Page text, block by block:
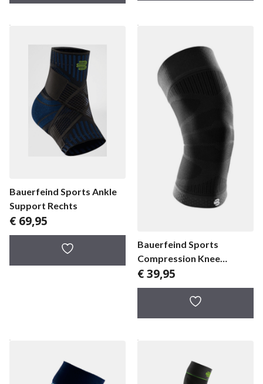
Bauerfeind Sports Ankle
Support Rechts
€ 69,95
Bauerfeind Sports
Compression Knee
Support
€39,95